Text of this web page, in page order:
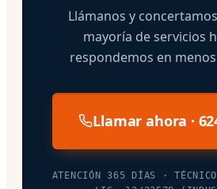
Llámanos y
mayoría de servicios
respondemos en
Llamar ahora ·
ATENCIÓN 365 DÍAS ·